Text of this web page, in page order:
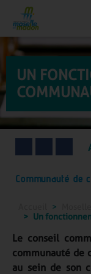
UN
Communauté de
Un
Le conseil
communauté de
au sein de son